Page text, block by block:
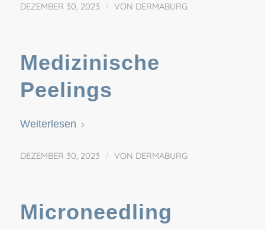
DEZEMBER 30, 2023 / VON DERMABURG
Medizinische
Peelings
Weiterlesen
DEZEMBER 30, 2023 / VON DERMABURG
Microneedling